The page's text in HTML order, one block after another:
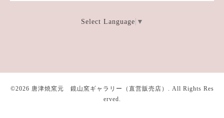
Select Language ▼
©2026 唐津焼窯元 鏡山窯ギャラリー（直営販売店）
. All Rights Res
erved.